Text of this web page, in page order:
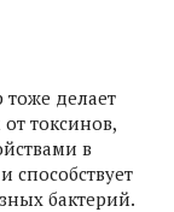
делает
токсинов,
в
способствует
бактерий.